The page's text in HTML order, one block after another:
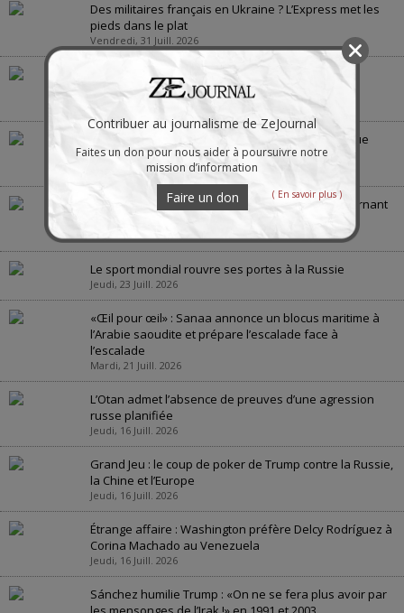
Des militaires français en Ukraine ? L’Express met les
pieds dans le plat
Vendredi, 31 Juill. 2026
Quelles seront les conséquences de la menace
européenne de voler le pétrole russe
La guerre en Ukraine : « la bataille de Crimée », vue
depuis la Crimée
Jeudi, 30 Juill. 2026
La guerre des États-Unis contre l’Iran scelle le tournant
Jeudi, 23 Juill. 2026
Le sport mondial rouvre ses portes à la Russie
Jeudi, 23 Juill. 2026
«Œil pour œil» : Sanaa annonce un blocus maritime à
l’Arabie saoudite et prépare l’escalade face à
l’escalade
Mardi, 21 Juill. 2026
L’Otan admet l’absence de preuves d’une agression
russe planifiée
Jeudi, 16 Juill. 2026
Grand Jeu : le coup de poker de Trump contre la Russie,
la Chine et l’Europe
Jeudi, 16 Juill. 2026
Étrange affaire : Washington préfère Delcy Rodríguez à
Corina Machado au Venezuela
Jeudi, 16 Juill. 2026
Sánchez humilie Trump : «On ne se fera plus avoir par
Contribuer au journalisme de ZeJournal
Faites un don pour nous aider à poursuivre notre
mission d’information
Faire un don ( En savoir plus )